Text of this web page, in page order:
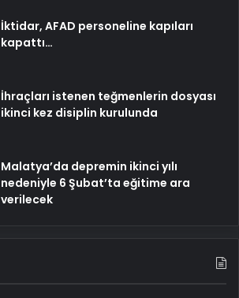
İktidar, AFAD personeline kapıları
kapattı…
İhraçları istenen teğmenlerin dosyası
ikinci kez disiplin kurulunda
Malatya’da depremin ikinci yılı
nedeniyle 6 Şubat’ta eğitime ara
verilecek